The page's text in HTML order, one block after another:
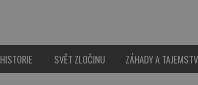
HISTORIE SVĚT ZLOČINU ZÁHADY A